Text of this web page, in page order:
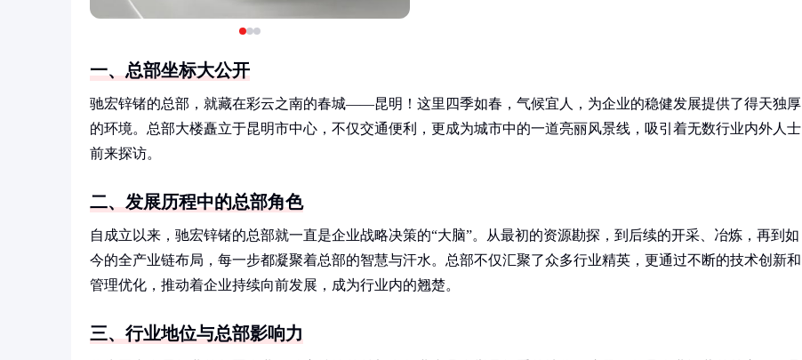
一、总部坐标大公开
驰宏锌锗的总部，就藏在彩云之南的春城——昆明！这里四季如春，气候宜人，为企业的稳健发展提供了得天独厚
的环境。总部大楼矗立于昆明市中心，不仅交通便利，更成为城市中的一道亮丽风景线，吸引着无数行业内外人士
前来探访。
二、发展历程中的总部角色
自成立以来，驰宏锌锗的总部就一直是企业战略决策的“大脑”。从最初的资源勘探，到后续的开采、冶炼，再到如
今的全产业链布局，每一步都凝聚着总部的智慧与汗水。总部不仅汇聚了众多行业精英，更通过不断的技术创新和
管理优化，推动着企业持续向前发展，成为行业内的翘楚。
三、行业地位与总部影响力